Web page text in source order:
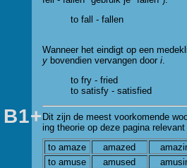
to fall - fallen
Wanneer het eindigt op een
ybovendien vervangen door i.
to fry - fried
to satisfy - satisfied
B1+Dit zijn de meest voorkomende
ing theorie op deze pagina relevant
to amaze
amazed
to amuse
amused